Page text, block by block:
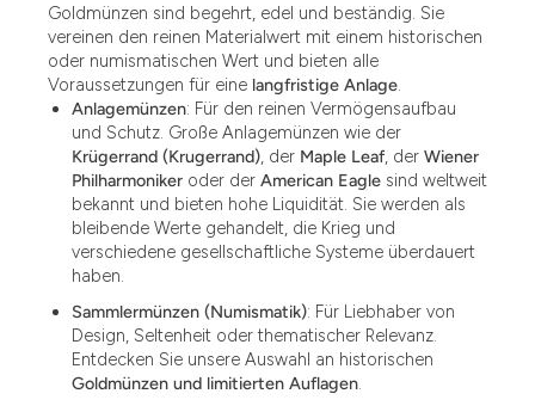
Goldmünzen sind begehrt, edel und beständig. Sie
vereinen den reinen Materialwert mit einem historischen
oder numismatischen Wert und bieten alle
Voraussetzungen für eine langfristige Anlage.
Anlagemünzen: Für den reinen Vermögensaufbau
und Schutz. Große Anlagemünzen wie der
Krügerrand (Krugerrand), der Maple Leaf, der Wiener
Philharmoniker oder der American Eagle sind weltweit
bekannt und bieten hohe Liquidität. Sie werden als
bleibende Werte gehandelt, die Krieg und
verschiedene gesellschaftliche Systeme überdauert
haben.
Sammlermünzen (Numismatik): Für Liebhaber von
Design, Seltenheit oder thematischer Relevanz.
Entdecken Sie unsere Auswahl an historischen
Goldmünzen und limitierten Auflagen.